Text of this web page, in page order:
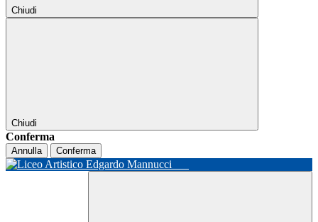
Chiudi
Chiudi
Conferma
Annulla Conferma